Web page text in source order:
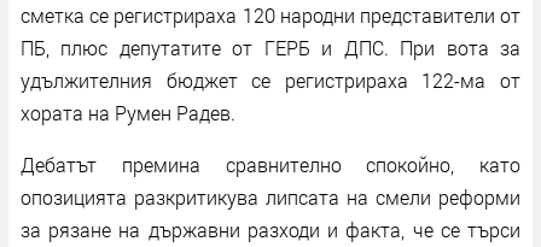
сметка се регистрираха 120 народни представители от
ПБ, плюс депутатите от ГЕРБ и ДПС. При вота за
удължителния бюджет се регистрираха 122-ма от
хората на Румен Радев.
Дебатът премина сравнително спокойно, като
опозицията разкритикува липсата на смели реформи
за рязане на държавни разходи и факта, че се търси